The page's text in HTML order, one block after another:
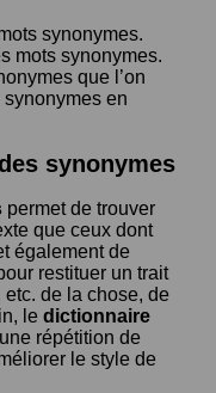
synonymes.
mots synonymes.
que l’on
en
synonymes
permet de trouver
que ceux dont
également de
restituer un trait
de la chose, de
le dictionnaire
répétition de
le style de